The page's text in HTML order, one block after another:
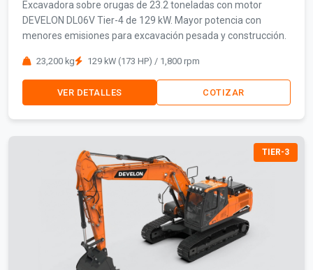
Excavadora sobre orugas de 23.2 toneladas con motor
DEVELON DL06V Tier-4 de 129 kW. Mayor potencia con
menores emisiones para excavación pesada y construcción.
23,200 kg 129 kW (173 HP) / 1,800 rpm
VER DETALLES COTIZAR
TIER-3